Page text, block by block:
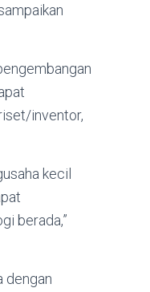
inventor,
kecil
berada,”
dengan